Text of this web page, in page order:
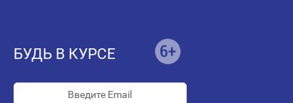
БУДЬ В КУРСЕ